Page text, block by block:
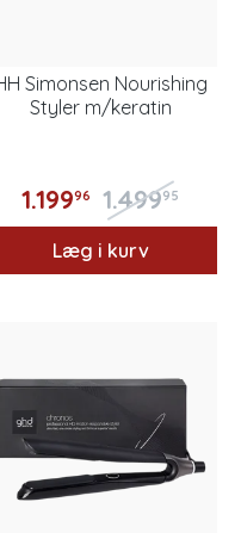
Simonsen Nourishing
Styler m/keratin
1.19996 1.49995
Læg i kurv